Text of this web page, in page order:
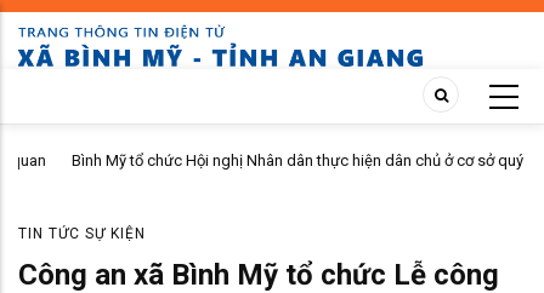
Skip
main
Bình Mỹ tổ chức Hội nghị Nhân dân thực hiện dân chủ ở cơ sở quý II
TIN TỨC SỰ KIỆN
Công an xã Bình Mỹ tổ chức Lễ công